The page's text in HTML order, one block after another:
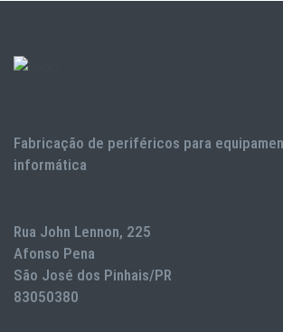
Fabricação de periféricos para
informática
Rua John Lennon, 225
Afonso Pena
São José dos Pinhais/PR
83050380